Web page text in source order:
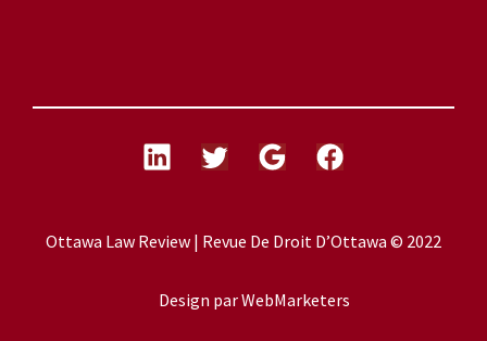
Ottawa Law Review | Revue De Droit D’Ottawa © 2022
Design parWebMarketers